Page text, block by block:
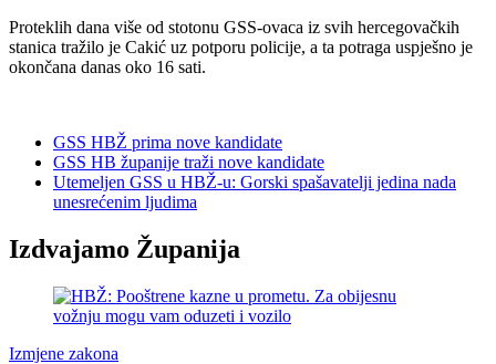
Proteklih dana više od stotonu GSS-ovaca iz svih hercegovačkih
stanica tražilo je Cakić uz potporu policije, a ta potraga uspješno je
okončana danas oko 16 sati.
GSS HBŽ prima nove kandidate
GSS HB županije traži nove kandidate
Utemeljen GSS u HBŽ-u: Gorski spašavatelji jedina nada
unesrećenim ljudima
Izdvajamo Županija
Izmjene zakona